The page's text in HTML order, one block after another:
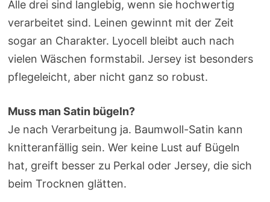
Alle drei sind langlebig, wenn sie hochwertig
verarbeitet sind. Leinen gewinnt mit der Zeit
sogar an Charakter. Lyocell bleibt auch nach
vielen Wäschen formstabil. Jersey ist besonders
pflegeleicht, aber nicht ganz so robust.
Muss man Satin bügeln?
Je nach Verarbeitung ja. Baumwoll-Satin kann
knitteranfällig sein. Wer keine Lust auf Bügeln
hat, greift besser zu Perkal oder Jersey, die sich
beim Trocknen glätten.